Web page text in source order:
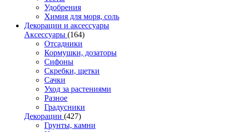
Удобрения
Химия для моря, соль
Декорации и аксессуары
Аксессуары (164)
Отсадники
Кормушки, дозаторы
Сифоны
Скребки, щетки
Сачки
Уход за растениями
Разное
Градусники
Декорации (427)
Грунты, камни